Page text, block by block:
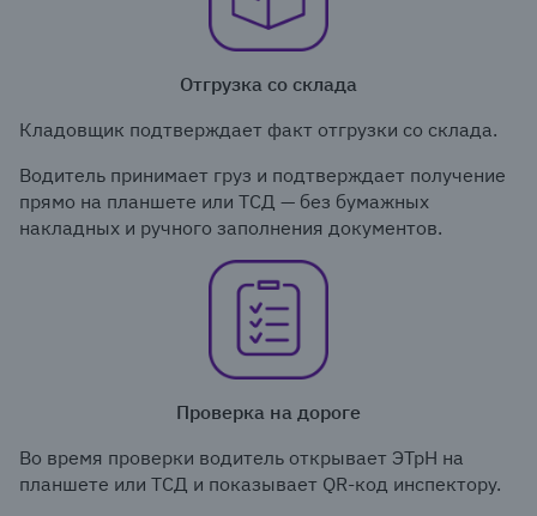
Отгрузка со склада
Кладовщик подтверждает факт отгрузки со склада.
Водитель принимает груз и подтверждает получение
прямо на планшете или ТСД — без бумажных
накладных и ручного заполнения документов.
Проверка на дороге
Во время проверки водитель открывает ЭТрН на
планшете или ТСД и показывает QR-код инспектору.